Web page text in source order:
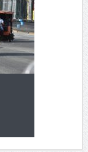
Qué es
cuáles